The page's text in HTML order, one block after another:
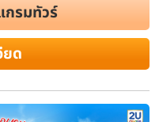
กรมทัวร์
ยด